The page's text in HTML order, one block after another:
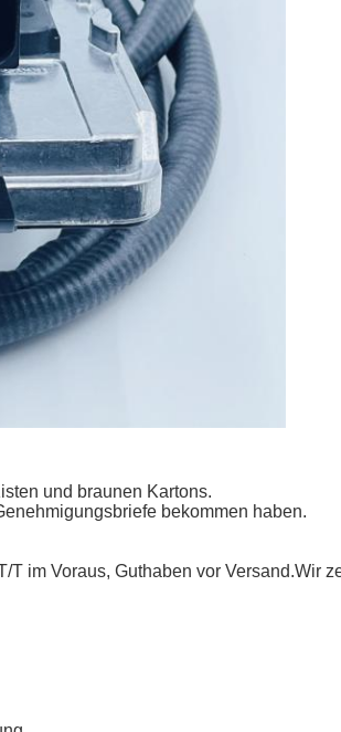
und braunen Kartons.
bekommen haben.
im Voraus, Guthaben vor Versand.Wir